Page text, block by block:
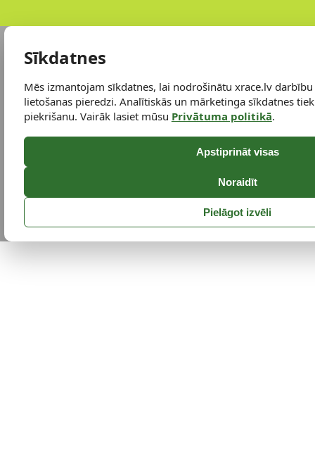
Sīkdatnes
Mēs izmantojam sīkdatnes, lai nodrošinātu xrace.lv
lietošanas pieredzi. Analītiskās un mārketinga sīkdatnes
piekrišanu. Vairāk lasiet mūsu Privātuma politikā.
Apstiprināt visas
Noraidīt
Pielāgot izvēli